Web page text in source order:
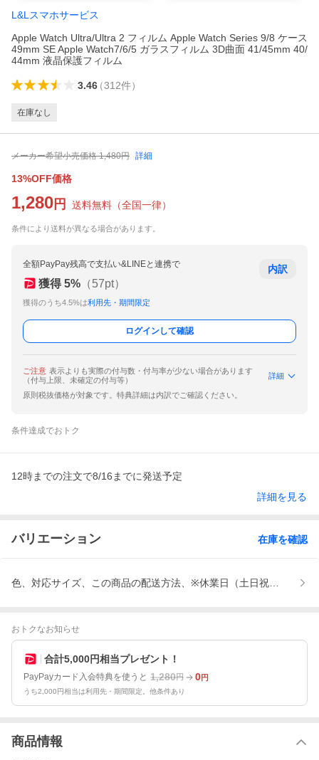
L&Lスマホサービス
Apple Watch Ultra/Ultra 2 フィルム Apple Watch Series 9/8 ケース
49mm SE Apple Watch7/6/5 ガラスフィルム 3D曲面 41/45mm 40/
44mm 液晶保護フィルム
3.46（312件）
在庫なし
メーカー希望小売価格 1,480円 詳細
13%OFF価格
1,280 円 送料無料 （全国一律）
条件により送料が異なる場合があります。
全額PayPay残高で支払い&LINEと連携で
獲得 5% （57pt）
獲得のうち4.5%は利用先・期間限定
内訳
ログインして確認
ご注意 表示よりも実際の付与数・付与率が少ない場合があります
（付与上限、未確定の付与等）
詳細
原則税抜価格が対象です。特典詳細は内訳でご確認ください。
条件達成でおトク
12時までの注文で8/16までに発送予定
詳細を見る
バリエーション 在庫を確認
色、対応サイズ、この商品の配送方法、※休業日（土日祝祭日）は
おトクなお知らせ
合計5,000円相当プレゼント！
PayPayカード入会特典を使うと 1,280円 0円
うち2,000円相当は利用先・期間限定。他条件あり
商品情報